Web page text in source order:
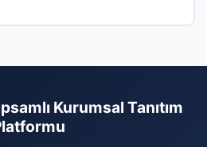
Kurumsal Tanıtım